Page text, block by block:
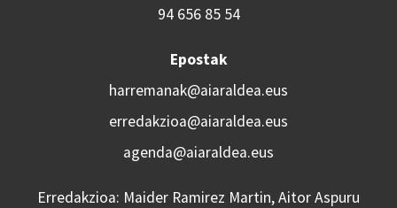
94 656 85 54
Epostak
harremanak@aiaraldea.eus
erredakzioa@aiaraldea.eus
agenda@aiaraldea.eus
Erredakzioa: Maider Ramirez Martin, Aitor Aspuru